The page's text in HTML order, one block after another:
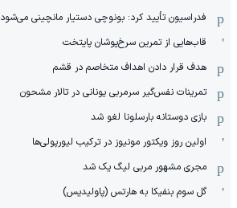
فدراسیون تأیید کرد: بونوچی دستیار مانچینی می‌شود
قاب‌هایی از تمرین سرخ‌پوشان پایتخت
هدف قرار دادن اهداف متخاصم در قشم
‏تمرینات نفس‌گیر سرمربی یونانی در تالار مشحون
بازی دوستانه بارسلونا لغو شد
اولین روز ویکتور مونیوز در ترکیب لیورپولی‌ها
مجری مشهور مربی لیگ یک شد
گل سوم بنفیکا به هارتس (پاولیدیس)